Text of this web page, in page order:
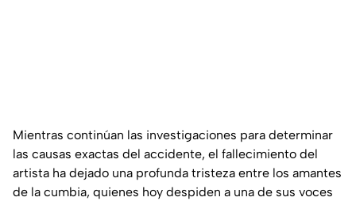
Mientras continúan las investigaciones para determinar
las causas exactas del accidente, el fallecimiento del
artista ha dejado una profunda tristeza entre los amantes
de la cumbia, quienes hoy despiden a una de sus voces